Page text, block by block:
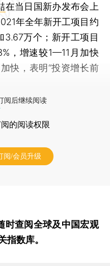
在当日国新办发布会上
年全年新开工项目约
万个；新开工项目
，增速较1—11月加快
快，表明“投资增长前
阅后继续阅读
的阅读权限
阅/会员升级
时查阅全球及中国宏观
指数库。